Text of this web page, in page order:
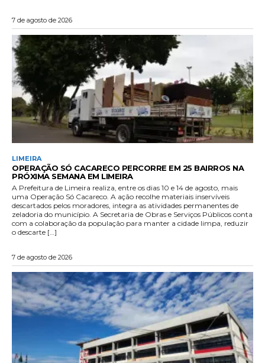
7 de agosto de 2026
LIMEIRA
OPERAÇÃO SÓ CACARECO PERCORRE EM 25 BAIRROS NA
PRÓXIMA SEMANA EM LIMEIRA
A Prefeitura de Limeira realiza, entre os dias 10 e 14 de agosto, mais
uma Operação Só Cacareco. A ação recolhe materiais inservíveis
descartados pelos moradores, integra as atividades permanentes de
zeladoria do município. A Secretaria de Obras e Serviços Públicos conta
com a colaboração da população para manter a cidade limpa, reduzir
o descarte […]
7 de agosto de 2026